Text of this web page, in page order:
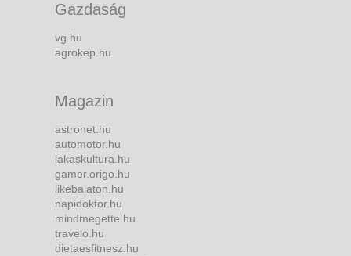
Gazdaság
vg.hu
agrokep.hu
Magazin
astronet.hu
automotor.hu
lakaskultura.hu
gamer.origo.hu
likebalaton.hu
napidoktor.hu
mindmegette.hu
travelo.hu
dietaesfitnesz.hu